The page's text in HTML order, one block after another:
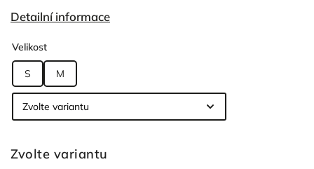
Detailní informace
Velikost
S M
Zvolte variantu